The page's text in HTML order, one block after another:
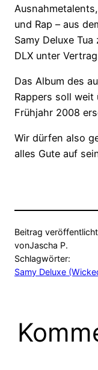
und Rap – aus
Samy Deluxe
DLX unter
Das Album des
Rappers soll weit
Frühjahr 2008
Wir dürfen also
alles Gute auf
Beitrag veröffentlicht
vonJascha P.
Schlagwörter:
Samy Deluxe